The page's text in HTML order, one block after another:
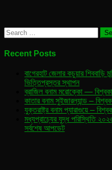
Search
for:
Recent Posts
বাগেরহাট জেলার কচুয়ার শিববাড়ি
ভিত্তিপ্রস্তর স্থাপন
ব্রাজিল বনাম মরোক্কো —
কাতার বনাম সুইজারল্যান্ড –
যুক্তরাষ্ট্র বনাম প্যারাগুয়ে –
মধ্যপ্রাচ্যের যুদ্ধ পরিস্থিতি
সর্বশেষ আপডেট